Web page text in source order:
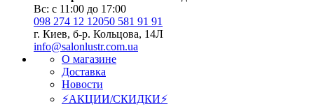
Вс: с 11:00 до 17:00
098 274 12 12050 581 91 91
г. Киев, б-р. Кольцова, 14Л
info@salonlustr.com.ua
О магазине
Доставка
Новости
⚡АКЦИИ/СКИДКИ⚡